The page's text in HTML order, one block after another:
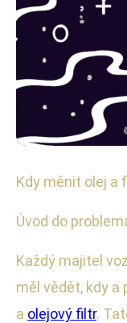
Průvodce
29. 5. 2025· 4 min
Kdy měnit olej a
Úvod do
Každý majitel
měl vědět, kdy
a olejový filtr.